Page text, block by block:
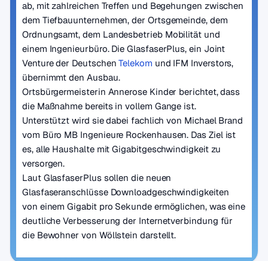
ab, mit zahlreichen Treffen und Begehungen zwischen
dem Tiefbauunternehmen, der Ortsgemeinde, dem
Ordnungsamt, dem Landesbetrieb Mobilität und
einem Ingenieurbüro. Die GlasfaserPlus, ein Joint
Venture der DeutschenTelekom und IFM Inverstors,
übernimmt den Ausbau.
Ortsbürgermeisterin Annerose Kinder berichtet, dass
die Maßnahme bereits in vollem Gange ist.
Unterstützt wird sie dabei fachlich von Michael Brand
vom Büro MB Ingenieure Rockenhausen. Das Ziel ist
es, alle Haushalte mit Gigabitgeschwindigkeit zu
versorgen.
Laut GlasfaserPlus sollen die neuen
Glasfaseranschlüsse Downloadgeschwindigkeiten
von einem Gigabit pro Sekunde ermöglichen, was eine
deutliche Verbesserung der Internetverbindung für
die Bewohner von Wöllstein darstellt.